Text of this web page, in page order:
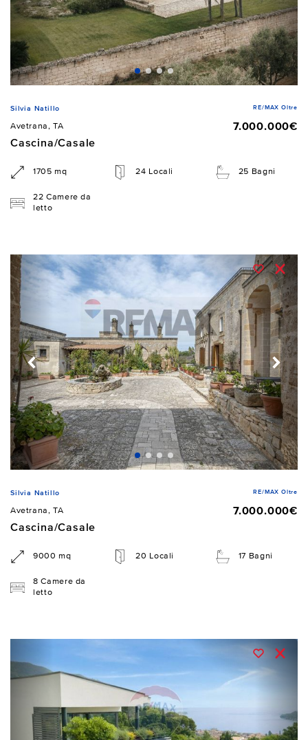
Silvia Natillo RE/MAX Oltre
Avetrana, TA
7.000.000€
Cascina/Casale
1705 mq 24 Locali 25 Bagni
22 Camere da
letto
Silvia Natillo RE/MAX Oltre
Avetrana, TA
7.000.000€
Cascina/Casale
9000 mq 20 Locali 17 Bagni
8 Camere da
letto